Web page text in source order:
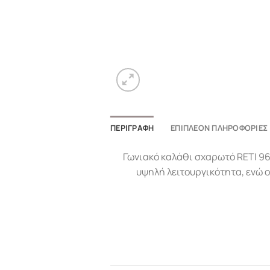
ΠΕΡΙΓΡΑΦΉ ΕΠΙΠΛΈΟΝ ΠΛΗΡΟΦΟΡΊΕΣ
Γωνιακό καλάθι σχαρωτό RETI
υψηλή λειτουργικότητα, ενώ